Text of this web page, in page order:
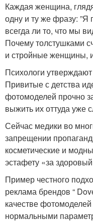
Каждая женщина,
одну и ту же фразу: ”Я
всегда ли то, что мы
Почему толстушками
и стройные женщины,
Психологи
Привитые с детства
фотомоделей прочно
выжить их оттуда уже
Сейчас медики во
запрещении
косметические и
эстафету «за
Пример честного
реклама брендов “
качестве
нормальными